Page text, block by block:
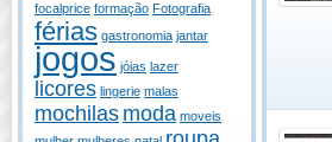
focalprice formação Fotografia
férias gastronomia jantar
jogos jóias lazer
licores lingerie malas
mochilas moda moveis